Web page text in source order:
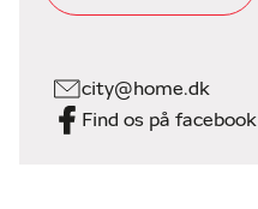
city@home.dk
Find os på facebook